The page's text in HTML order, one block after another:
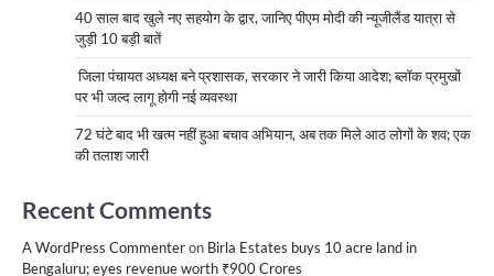
40 साल बाद खुले नए सहयोग के द्वार, जानिए पीएम मोदी की न्यूजीलैंड यात्रा से
जुड़ी 10 बड़ी बातें
जिला पंचायत अध्यक्ष बने प्रशासक, सरकार ने जारी किया आदेश; ब्लॉक प्रमुखों
पर भी जल्द लागू होगी नई व्यवस्था
72 घंटे बाद भी खत्म नहीं हुआ बचाव अभियान, अब तक मिले आठ लोगों के शव; एक
की तलाश जारी
Recent Comments
A WordPress Commenteron Birla Estates buys 10 acre land in
Bengaluru; eyes revenue worth ₹900 Crores